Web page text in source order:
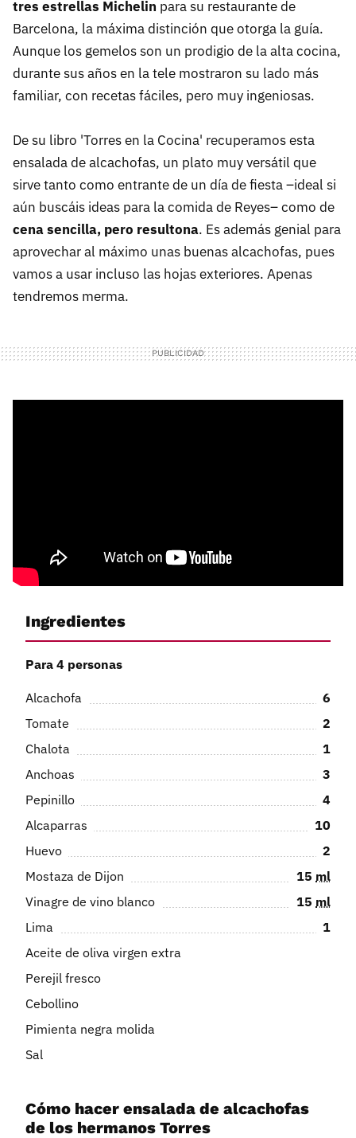
tres estrellas Michelin para su restaurante de
Barcelona, la máxima distinción que otorga la guía.
Aunque los gemelos son un prodigio de la alta cocina,
durante sus años en la tele mostraron su lado más
familiar, con recetas fáciles, pero muy ingeniosas.
De su libro 'Torres en la Cocina' recuperamos esta
ensalada de alcachofas, un plato muy versátil que
sirve tanto como entrante de un día de fiesta –ideal si
aún buscáis ideas para la comida de Reyes– como de
cena sencilla, pero resultona. Es además genial para
aprovechar al máximo unas buenas alcachofas, pues
vamos a usar incluso las hojas exteriores. Apenas
tendremos merma.
Ingredientes
Para 4 personas
Alcachofa
6
Tomate
2
Chalota
1
Anchoas
3
Pepinillo
4
Alcaparras
10
Huevo
2
Mostaza de Dijon
15 ml
Vinagre de vino blanco
15 ml
Lima
1
Aceite de oliva virgen extra
Perejil fresco
Cebollino
Pimienta negra molida
Sal
Cómo hacer ensalada de alcachofas
de los hermanos Torres